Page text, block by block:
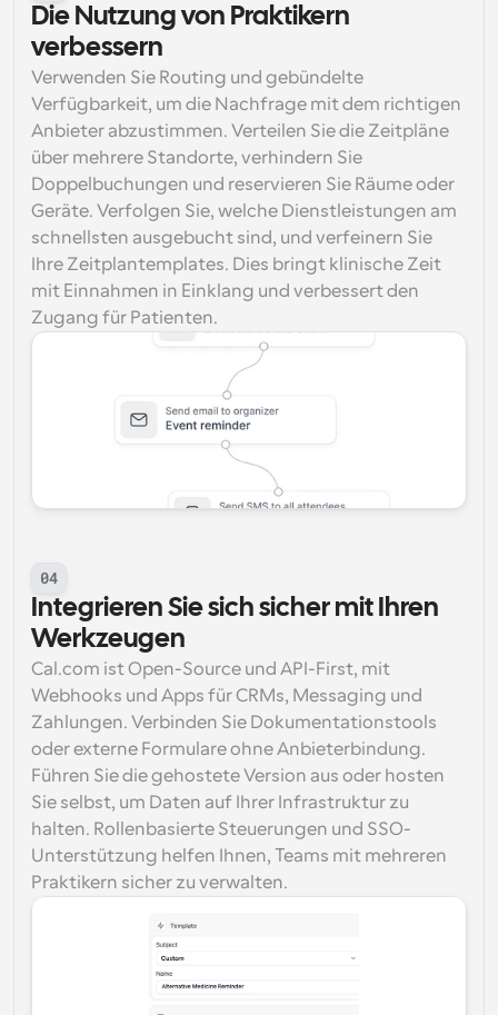
Die Nutzung von Praktikern
verbessern
Verwenden Sie Routing und gebündelte
Verfügbarkeit, um die Nachfrage mit dem richtigen
Anbieter abzustimmen. Verteilen Sie die Zeitpläne
über mehrere Standorte, verhindern Sie
Doppelbuchungen und reservieren Sie Räume oder
Geräte. Verfolgen Sie, welche Dienstleistungen am
schnellsten ausgebucht sind, und verfeinern Sie
Ihre Zeitplantemplates. Dies bringt klinische Zeit
mit Einnahmen in Einklang und verbessert den
Zugang für Patienten.
04
Integrieren Sie sich sicher mit Ihren
Werkzeugen
Cal.com ist Open-Source und API-First, mit
Webhooks und Apps für CRMs, Messaging und
Zahlungen. Verbinden Sie Dokumentationstools
oder externe Formulare ohne Anbieterbindung.
Führen Sie die gehostete Version aus oder hosten
Sie selbst, um Daten auf Ihrer Infrastruktur zu
halten. Rollenbasierte Steuerungen und SSO-
Unterstützung helfen Ihnen, Teams mit mehreren
Praktikern sicher zu verwalten.